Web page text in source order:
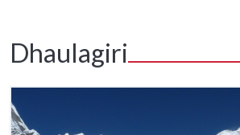
Dhaulagiri